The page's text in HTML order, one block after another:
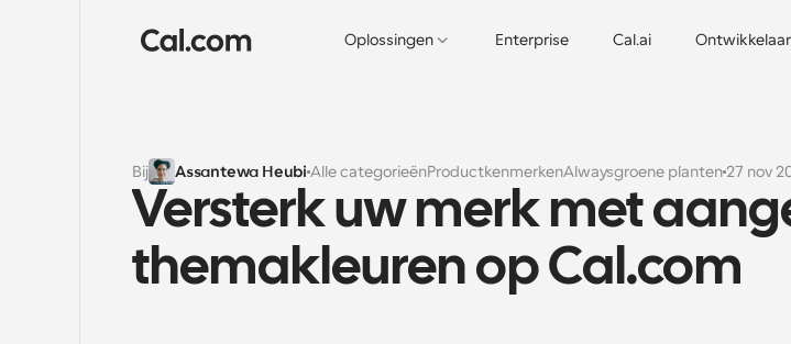
Oplossingen Enterprise Cal.ai Ontwikkelaar
Bij Assantewa Heubi Alle categorieënProductkenmerkenAlwaysgroene planten 27 nov
Versterk uw merk met
themakleuren op Cal.com